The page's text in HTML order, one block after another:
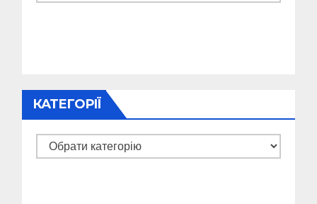
КАТЕГОРІЇ
Категорії